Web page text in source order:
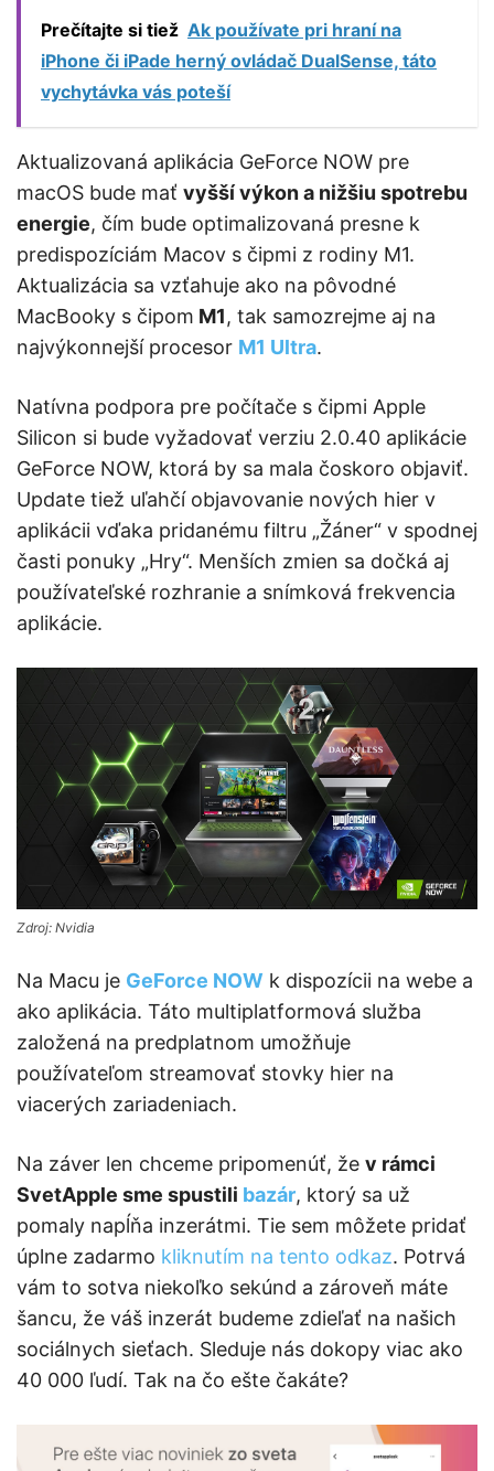
Prečítajte si tiež Ak používate pri hraní na
iPhone či iPade herný ovládač DualSense, táto
vychytávka vás poteší
Aktualizovaná aplikácia GeForce NOW pre
macOS bude mať vyšší výkon a nižšiu spotrebu
energie, čím bude optimalizovaná presne k
predispozíciám Macov s čipmi z rodiny M1.
Aktualizácia sa vzťahuje ako na pôvodné
MacBooky s čipom M1, tak samozrejme aj na
najvýkonnejší procesor M1 Ultra.
Natívna podpora pre počítače s čipmi Apple
Silicon si bude vyžadovať verziu 2.0.40 aplikácie
GeForce NOW, ktorá by sa mala čoskoro objaviť.
Update tiež uľahčí objavovanie nových hier v
aplikácii vďaka pridanému filtru „Žáner“ v spodnej
časti ponuky „Hry“. Menších zmien sa dočká aj
používateľské rozhranie a snímková frekvencia
aplikácie.
Zdroj: Nvidia
Na Macu je GeForce NOW k dispozícii na webe a
ako aplikácia. Táto multiplatformová služba
založená na predplatnom umožňuje
používateľom streamovať stovky hier na
viacerých zariadeniach.
Na záver len chceme pripomenúť, že v rámci
SvetApple sme spustili bazár, ktorý sa už
pomaly napĺňa inzerátmi. Tie sem môžete pridať
úplne zadarmo kliknutím na tento odkaz. Potrvá
vám to sotva niekoľko sekúnd a zároveň máte
šancu, že váš inzerát budeme zdieľať na našich
sociálnych sieťach. Sleduje nás dokopy viac ako
40 000 ľudí. Tak na čo ešte čakáte?